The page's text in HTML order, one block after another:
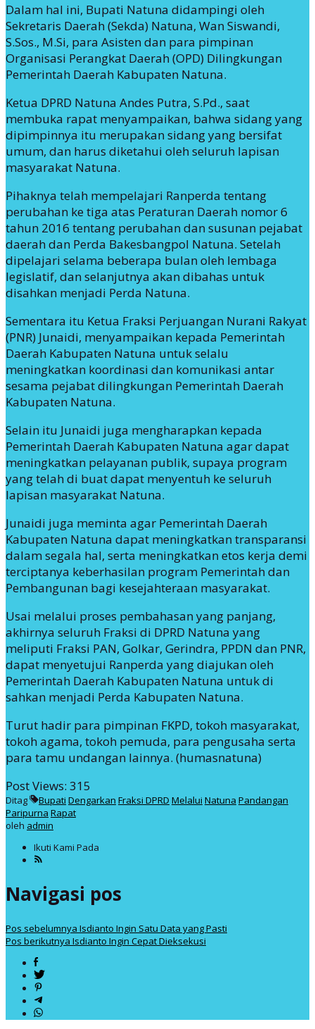
Dalam hal ini, Bupati Natuna didampingi oleh
Sekretaris Daerah (Sekda) Natuna, Wan Siswandi,
S.Sos., M.Si, para Asisten dan para pimpinan
Organisasi Perangkat Daerah (OPD) Dilingkungan
Pemerintah Daerah Kabupaten Natuna.
Ketua DPRD Natuna Andes Putra, S.Pd., saat
membuka rapat menyampaikan, bahwa sidang yang
dipimpinnya itu merupakan sidang yang bersifat
umum, dan harus diketahui oleh seluruh lapisan
masyarakat Natuna.
Pihaknya telah mempelajari Ranperda tentang
perubahan ke tiga atas Peraturan Daerah nomor 6
tahun 2016 tentang perubahan dan susunan pejabat
daerah dan Perda Bakesbangpol Natuna. Setelah
dipelajari selama beberapa bulan oleh lembaga
legislatif, dan selanjutnya akan dibahas untuk
disahkan menjadi Perda Natuna.
Sementara itu Ketua Fraksi Perjuangan Nurani Rakyat
(PNR) Junaidi, menyampaikan kepada Pemerintah
Daerah Kabupaten Natuna untuk selalu
meningkatkan koordinasi dan komunikasi antar
sesama pejabat dilingkungan Pemerintah Daerah
Kabupaten Natuna.
Selain itu Junaidi juga mengharapkan kepada
Pemerintah Daerah Kabupaten Natuna agar dapat
meningkatkan pelayanan publik, supaya program
yang telah di buat dapat menyentuh ke seluruh
lapisan masyarakat Natuna.
Junaidi juga meminta agar Pemerintah Daerah
Kabupaten Natuna dapat meningkatkan transparansi
dalam segala hal, serta meningkatkan etos kerja demi
terciptanya keberhasilan program Pemerintah dan
Pembangunan bagi kesejahteraan masyarakat.
Usai melalui proses pembahasan yang panjang,
akhirnya seluruh Fraksi di DPRD Natuna yang
meliputi Fraksi PAN, Golkar, Gerindra, PPDN dan PNR,
dapat menyetujui Ranperda yang diajukan oleh
Pemerintah Daerah Kabupaten Natuna untuk di
sahkan menjadi Perda Kabupaten Natuna.
Turut hadir para pimpinan FKPD, tokoh masyarakat,
tokoh agama, tokoh pemuda, para pengusaha serta
para tamu undangan lainnya. (humasnatuna)
Post Views: 315
Ditag Bupati Dengarkan Fraksi DPRD Melalui Natuna Pandangan
Paripurna Rapat
oleh admin
Ikuti Kami Pada
Navigasi pos
Pos sebelumnya Isdianto Ingin Satu Data yang Pasti
Pos berikutnya Isdianto Ingin Cepat Dieksekusi